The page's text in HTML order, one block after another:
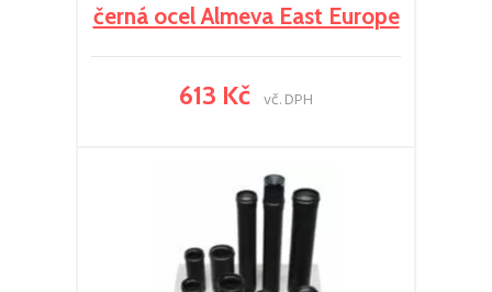
černá ocel Almeva East Europe
613 Kč vč. DPH